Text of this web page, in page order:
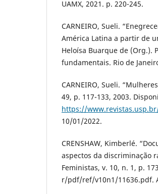
UAMX, 2021. p. 220-245.
CARNEIRO, Sueli.
América Latina a partir de
Heloísa Buarque de (Org.).
fundamentais. Rio de
CARNEIRO, Sueli.
49, p. 117-133, 2003.
https://
10/01/2022.
CRENSHAW, Kimberlé.
aspectos da discriminação
Feministas, v. 10, n. 1, p.
r/pdf/ref/v10n1/11636.pdf.